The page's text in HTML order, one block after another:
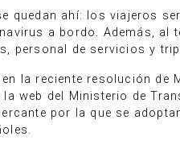
quedan ahí: los viajeros
a bordo. Además, al
personal de servicios y
la reciente resolución
web del Ministerio de
por la que se